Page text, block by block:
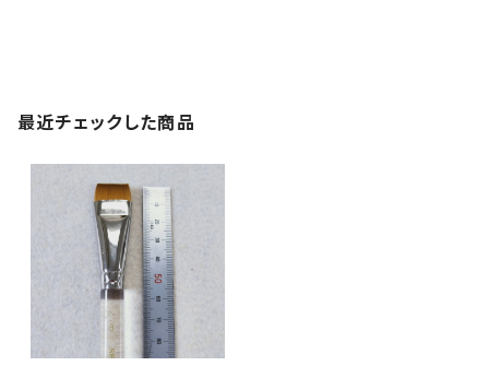
最近チェックした商品